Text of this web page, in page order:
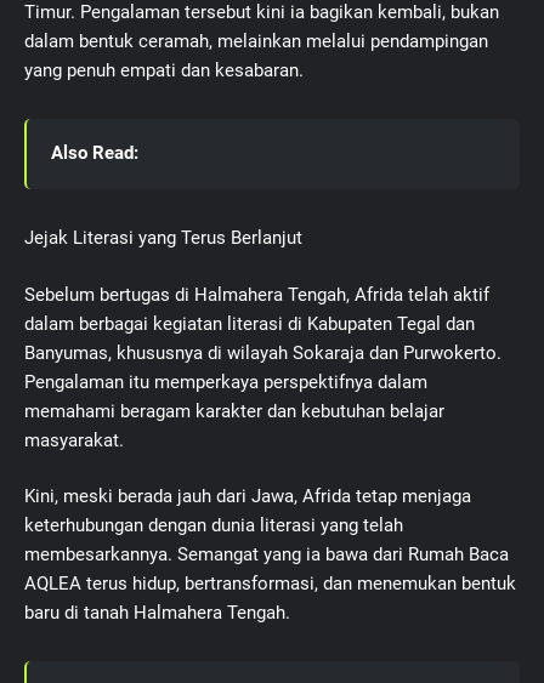
Timur. Pengalaman tersebut kini ia bagikan kembali, bukan
dalam bentuk ceramah, melainkan melalui pendampingan
yang penuh empati dan kesabaran.
Also Read:
Jejak Literasi yang Terus Berlanjut
Sebelum bertugas di Halmahera Tengah, Afrida telah aktif
dalam berbagai kegiatan literasi di Kabupaten Tegal dan
Banyumas, khususnya di wilayah Sokaraja dan Purwokerto.
Pengalaman itu memperkaya perspektifnya dalam
memahami beragam karakter dan kebutuhan belajar
masyarakat.
Kini, meski berada jauh dari Jawa, Afrida tetap menjaga
keterhubungan dengan dunia literasi yang telah
membesarkannya. Semangat yang ia bawa dari Rumah Baca
AQLEA terus hidup, bertransformasi, dan menemukan bentuk
baru di tanah Halmahera Tengah.